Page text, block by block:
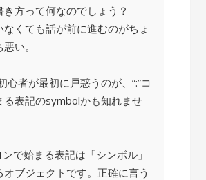
き方って何なのでしょう？
なくても話が前に進むのがちょ
い。
心者が最初に戸惑うのが、”:”コ
る表記のsymbolかも知れませ
ンで始まる表記は「シンボル」
オブジェクトです。正確に言う